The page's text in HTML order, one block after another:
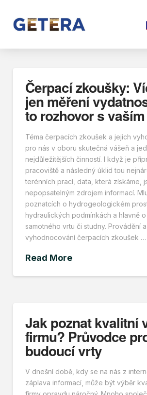
Čerpací zkoušky:
jen měření
to rozhovor s
Téma čerpacích zkoušek a jejich
pro nás v oboru skutečná vášeň a
nejdůležitějších činností. I když je
pracoviště a následný úklid tou
terénních prací, data, která získáme,
nepopsatelným zdrojem informací.
poznatcích o hydrogeologickém
hydraulických podmínkách a hlavně
samotného vrtu či studny. Provádění a
vyhodnocování čerpacích zkoušek …
Read More
Jak poznat kvalitní
firmu? Průvodce
budoucí vrty
V dnešní době, kdy se na nás z
záplava informací, může být výběr